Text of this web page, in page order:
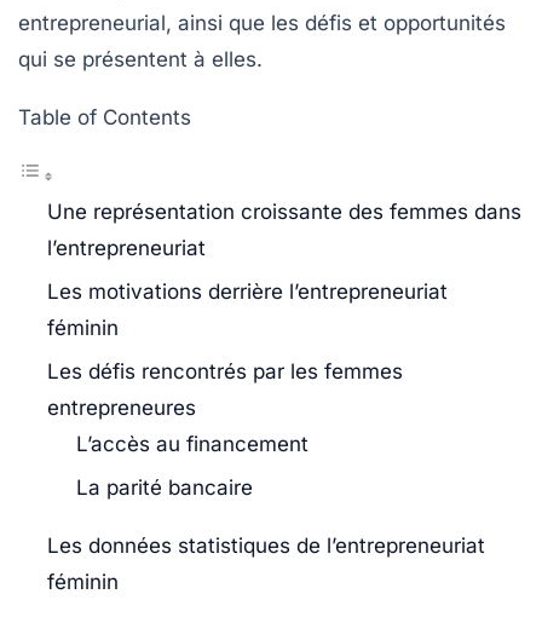
entrepreneurial, ainsi que les défis et opportunités
qui se présentent à elles.
Table of Contents
Une représentation croissante des femmes dans
l’entrepreneuriat
Les motivations derrière l’entrepreneuriat
féminin
Les défis rencontrés par les femmes
entrepreneures
L’accès au financement
La parité bancaire
Les données statistiques de l’entrepreneuriat
féminin